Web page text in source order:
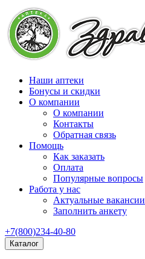
Наши аптеки
Бонусы и скидки
О компании
О компании
Контакты
Обратная связь
Помощь
Как заказать
Оплата
Популярные вопросы
Работа у нас
Актуальные вакансии
Заполнить анкету
+7(800)234-40-80
Каталог